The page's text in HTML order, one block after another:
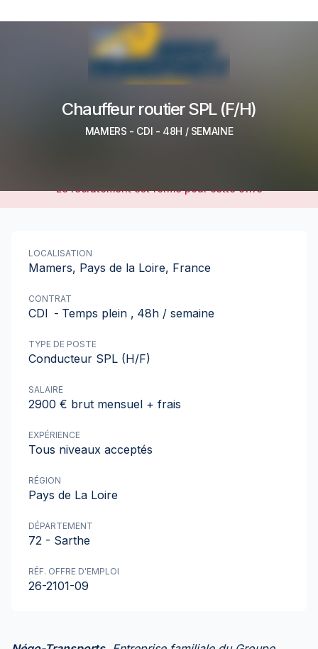
Chauffeur routier SPL (F/H)
MAMERS - CDI - 48H / SEMAINE
Le recrutement est fermé pour cette offre
LOCALISATION
Mamers, Pays de la Loire, France
CONTRAT
CDI - Temps plein , 48h / semaine
TYPE DE POSTE
Conducteur SPL (H/F)
SALAIRE
2900 € brut mensuel + frais
EXPÉRIENCE
Tous niveaux acceptés
RÉGION
Pays de La Loire
DÉPARTEMENT
72 - Sarthe
RÉF. OFFRE D'EMPLOI
26-2101-09